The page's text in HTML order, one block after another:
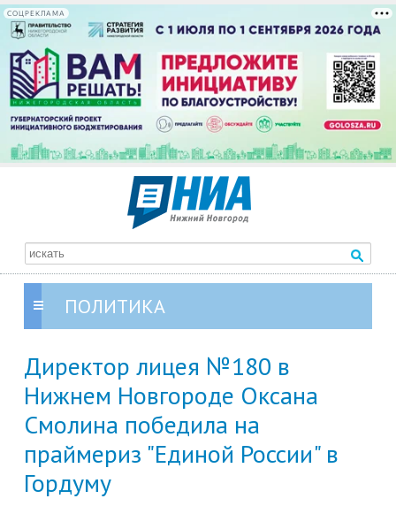
СОЦРЕКЛАМА
ПОЛИТИКА
Директор лицея №180 в
Нижнем Новгороде Оксана
Смолина победила на
праймериз "Единой России" в
Гордуму